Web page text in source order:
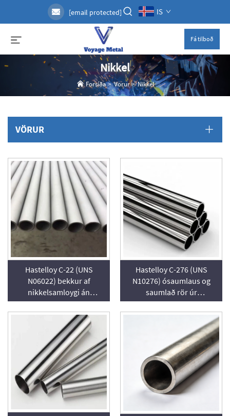
[email protected] IS
Fá tilboð
Nikkel
Forsíða>Vörur>Nikkel
VÖRUR
Hastelloy C-22 (UNS
N06022) bekkur af
nikkelsamloygi án
saumanna og með
saumum, aðilinn sem
veitir þennan vöruflokk
Hastelloy C-276 (UNS
N10276) ósaumlaus og
saumlað rör úr
nikkellegeringu, aðilinn
sem veitir þau